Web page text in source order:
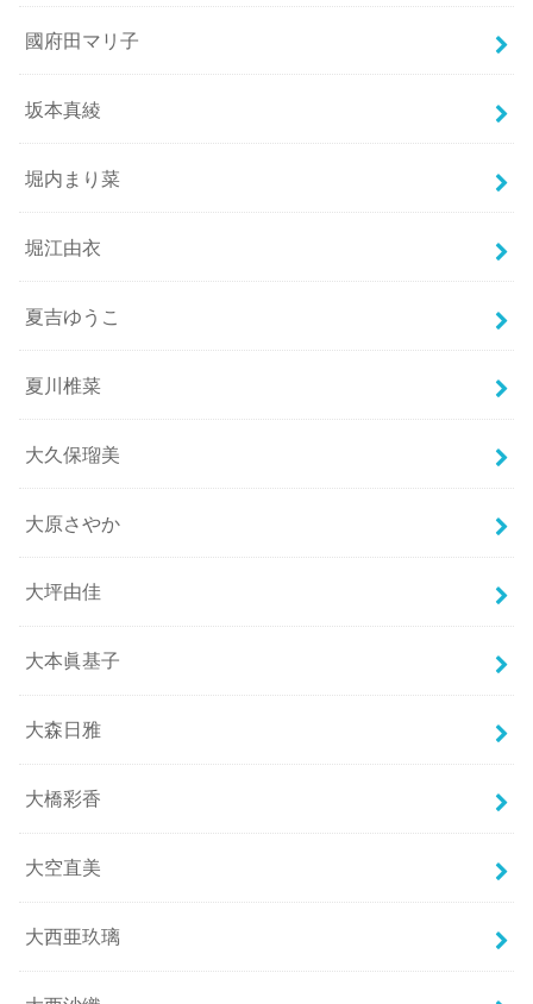
國府田マリ子
坂本真綾
堀内まり菜
堀江由衣
夏吉ゆうこ
夏川椎菜
大久保瑠美
大原さやか
大坪由佳
大本眞基子
大森日雅
大橋彩香
大空直美
大西亜玖璃